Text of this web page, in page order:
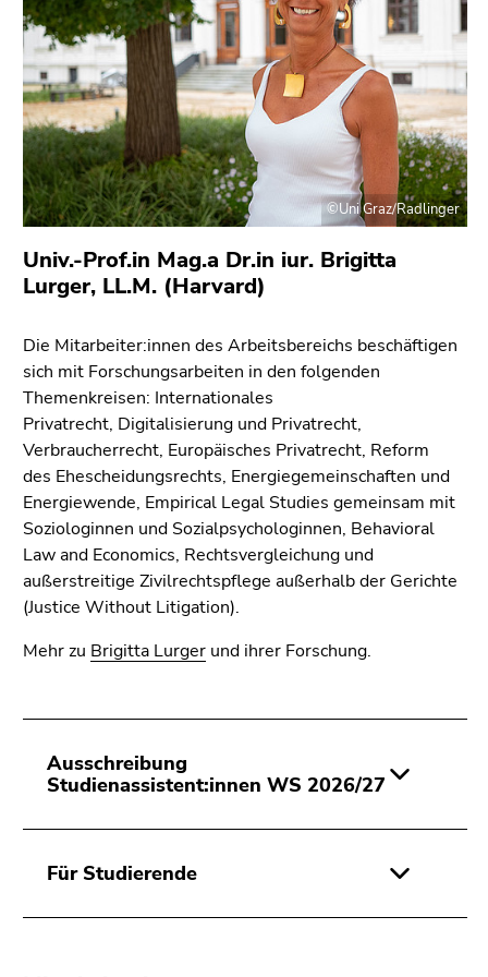
Sie diesen
Link.
Zum
Inhalt
(Zugriffstaste
1)
Zur
Positionsanzeige
(Zugriffstaste
2)
Hauptnavigation
(Zugriffstaste
3)
Zur
Unternavigation
(Zugriffstaste
4)
Zu
den
Zusatzinformationen
(Zugriffstaste
Zu
(Zugriffstaste
8)
Suche
(Zugriffstaste
Univ.-Prof.in Mag.a Dr.in iur. Brigitta
Lurger, LL.M. (Harvard)
Die Mitarbeiter:innen des Arbeitsbereichs beschäftigen
sich mit Forschungsarbeiten in den folgenden
Themenkreisen: Internationales
Privatrecht, Digitalisierung und Privatrecht,
Verbraucherrecht, Europäisches Privatrecht, Reform
des Ehescheidungsrechts, Energiegemeinschaften und
Energiewende, Empirical Legal Studies gemeinsam mit
Soziologinnen und Sozialpsychologinnen, Behavioral
Law and Economics, Rechtsvergleichung und
außerstreitige Zivilrechtspflege außerhalb der Gerichte
(Justice Without Litigation).
Mehr zu Brigitta Lurger und ihrer Forschung.
©Uni Graz/Radlinger
Ausschreibung
Studienassistent:innen WS 2026/27
Für Studierende